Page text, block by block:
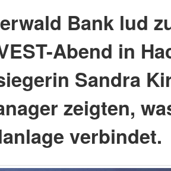
Bank lud
Abend in
Sandra
zeigten,
verbindet.